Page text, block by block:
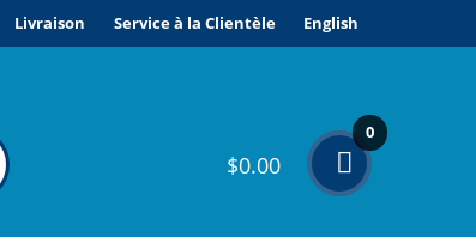
Livraison Service à la Clientèle English
$0.00
0
élé